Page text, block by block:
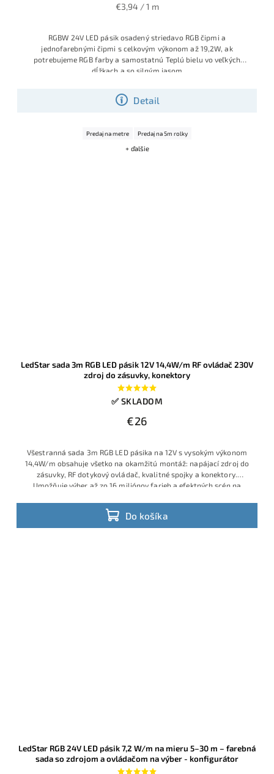
€3,94 / 1 m
Detail
RGBW 24V LED pásik osadený striedavo RGB čipmi a
jednofarebnými čipmi s celkovým výkonom až 19,2W, ak
potrebujeme RGB farby a samostatnú Teplú bielu vo veľkých
dĺžkach a so silným jasom
Predaj na metre Predaj na 5m rolky
+ ďalšie
LedStar sada 3m RGB LED pásik 12V 14,4W/m RF ovládač 230V
zdroj do zásuvky, konektory
✅ SKLADOM
€26
Do košíka
Všestranná sada 3m RGB LED pásika na 12V s vysokým výkonom
14,4W/m obsahuje všetko na okamžitú montáž: napájací zdroj do
zásuvky, RF dotykový ovládač, kvalitné spojky a konektory.
Umožňuje výber až zo 16 miliónov farieb a efektných scén na
alebo dekoračné efekty v domácnosti.
LedStar RGB 24V LED pásik 7,2 W/m na mieru 5–30 m – farebná
sada so zdrojom a ovládačom na výber - konfigurátor